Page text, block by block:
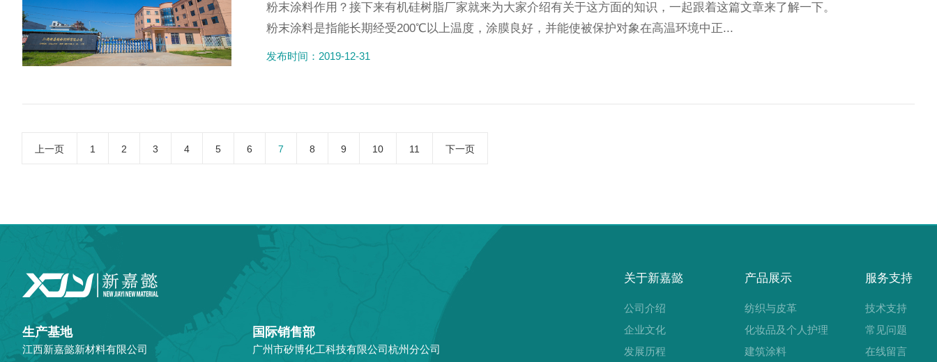
粉末涂料作用？接下来有机硅树脂厂家就来为大家介绍有关于这方面的知识，一起跟着这篇文章来了解一下。
粉末涂料是指能长期经受200℃以上温度，涂膜良好，并能使被保护对象在高温环境中正...
发布时间：2019-12-31
上一页 1 2 3 4 5 6 7 8 9 10 11 下一页
生产基地
江西新嘉懿新材料有限公司
国际销售部
广州市矽博化工科技有限公司杭州分公司
关于新嘉懿
公司介绍
企业文化
发展历程
产品展示
纺织与皮革
化妆品及个人护理
建筑涂料
服务支持
技术支持
常见问题
在线留言